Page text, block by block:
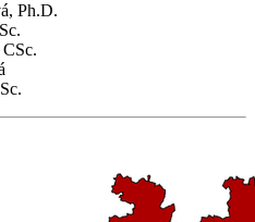
Ph.D.